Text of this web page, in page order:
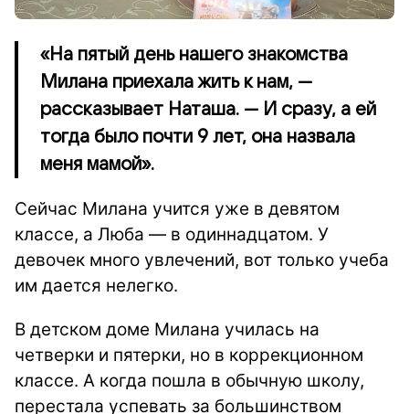
«На пятый день нашего знакомства
Милана приехала жить к нам, —
рассказывает Наташа. — И сразу, а ей
тогда было почти 9 лет, она назвала
меня мамой».
Сейчас Милана учится уже в девятом
классе, а Люба — в одиннадцатом. У
девочек много увлечений, вот только учеба
им дается нелегко.
В детском доме Милана училась на
четверки и пятерки, но в коррекционном
классе. А когда пошла в обычную школу,
перестала успевать за большинством